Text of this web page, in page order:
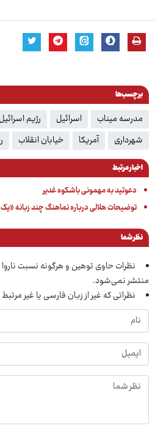
برچسب‌ها
مدرسه میناب اسرائیل رژیم اسرائیل
شهرداری
آمریکا خیابان انقلاب
اخبار مرتبط
دعوتید به مهمونی باشکوه غدیر
توضیحات هلالی درباره نماهنگ چند زبانه
نظر شما
نظرات حاوی توهین و هرگونه نسبت
منتشر نمی‌شود.
نظراتی که غیر از زبان فارسی یا غیر